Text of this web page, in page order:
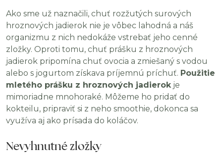
Ako sme už naznačili, chuť rozžutých surových
hroznových jadierok nie je vôbec lahodná a náš
organizmu z nich nedokáže vstrebať jeho cenné
zložky. Oproti tomu, chuť prášku z hroznových
jadierok pripomína chuť ovocia a zmiešaný s vodou
alebo s jogurtom získava príjemnú príchuť. Použitie
mletého prášku z hroznových jadierokje
mimoriadne mnohoraké. Môžeme ho pridať do
kokteilu, pripraviť si z neho smoothie, dokonca sa
využíva aj ako prísada do koláčov.
Nevyhnutné zložky